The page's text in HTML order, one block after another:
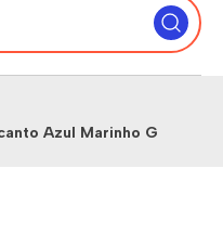
Azul Marinho G